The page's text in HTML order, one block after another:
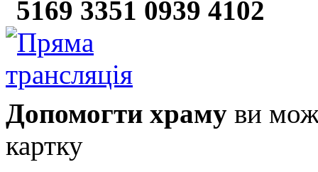
5169 3351 0939 4102
Допомогти храму ви
картку